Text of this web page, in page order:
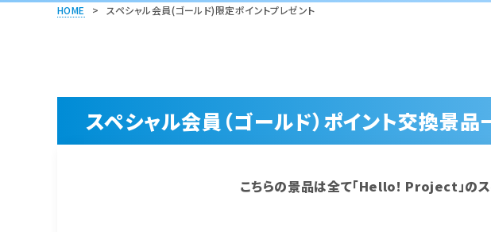
HOME > スペシャル会員(ゴールド)限定ポイントプレゼント
スペシャル会員（ゴールド）ポイント交換景品
こちらの景品は全て「Hello! Project」のス